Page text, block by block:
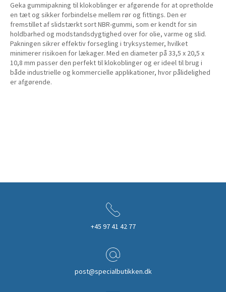
Geka gummipakning til klokoblinger er afgørende for at opretholde
en tæt og sikker forbindelse mellem rør og fittings. Den er
fremstillet af slidstærkt sort NBR-gummi, som er kendt for sin
holdbarhed og modstandsdygtighed over for olie, varme og slid.
Pakningen sikrer effektiv forsegling i tryksystemer, hvilket
minimerer risikoen for lækager. Med en diameter på 33,5 x 20,5 x
10,8 mm passer den perfekt til klokoblinger og er ideel til brug i
både industrielle og kommercielle applikationer, hvor pålidelighed
er afgørende.
+45 97 41 42 77
post@specialbutikken.dk